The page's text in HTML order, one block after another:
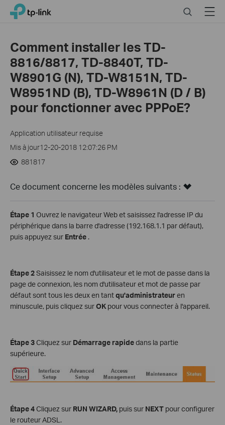
Click
navigation
TP-Link, Reliably Smart SearchMenu
Comment installer les TD-
8816/8817, TD-8840T, TD-
W8901G (N), TD-W8151N, TD-
W8951ND (B), TD-W8961N (D / B)
pour fonctionner avec PPPoE?
Application utilisateur requise
Mis à jour12-20-2018 12:07:26 PM
881817
Ce document concerne les modèles suivants :
Étape 1 Ouvrez le navigateur Web et saisissez l'adresse IP du
périphérique dans la barre d'adresse (192.168.1.1 par défaut),
puis appuyez sur Entrée .
Étape 2Saisissez le nom d'utilisateur et le mot de passe dans la
page de connexion, les nom d'utilisateur et mot de passe par
défaut sont tous les deux en tantqu'administrateuren
minuscule, puis cliquez surOK pour vous connecter à l'appareil.
Étape 3Cliquez sur Démarrage rapidedans la partie
supérieure.
Étape 4Cliquez sur RUN WIZARD, puis sur NEXT pour configurer
le routeur ADSL.